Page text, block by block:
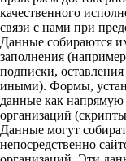
качественного
связи с нами при
Данные собираются
заполнения
подписки,
иными). Формы,
данные как напрямую
организаций
Данные могут
непосредственно